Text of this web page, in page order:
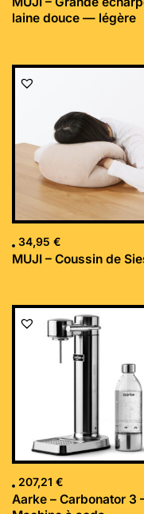
laine douce — légère
34,95 €
MUJI – Coussin de
207,21 €
Aarke – Carbonator 3